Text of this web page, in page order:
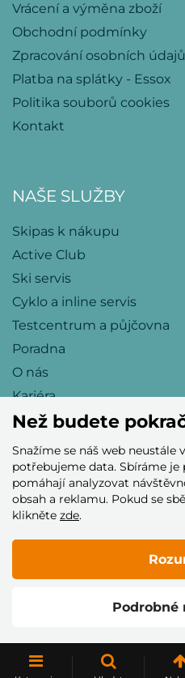
Vrácení a výměna zboží
Obchodní podmínky
Zpracování osobních údajů
Platba na splátky - Essox
Politika souborů cookies
Kontakt
NAŠE SLUŽBY
Skipas k nákupu
Active Club
Ski servis
Cyklo a inline servis
Testcentrum a půjčovna
Poradna
O nás
Kariéra
Přijímáme
© 2005–2026
Než budete
Snažíme se náš web neustále
potřebujeme data. Sbíráme je
pomáhají analyzovat
obsah a reklamu. Pokud se
klikněte zde.
Podrobné